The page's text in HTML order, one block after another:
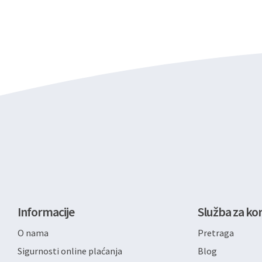
Informacije
O nama
Sigurnosti online plaćanja
Služba za
Pretraga
Blog